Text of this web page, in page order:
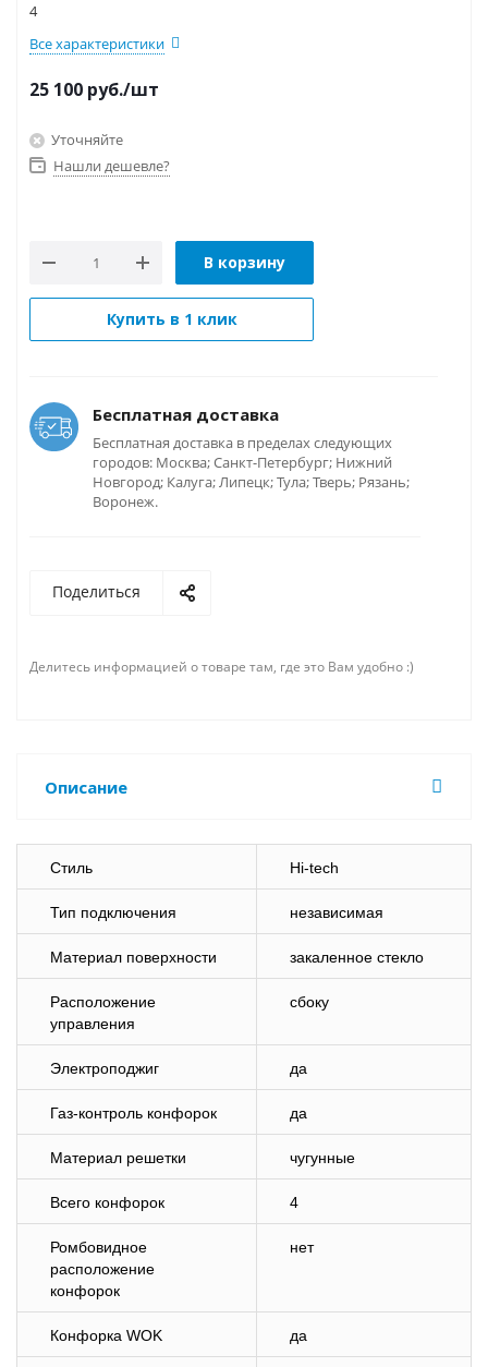
4
Все характеристики
25 100 руб./шт
Уточняйте
Нашли дешевле?
В корзину
Купить в 1 клик
Бесплатная доставка
Бесплатная доставка в пределах следующих
городов: Москва; Санкт-Петербург; Нижний
Новгород; Калуга; Липецк; Тула; Тверь; Рязань;
Воронеж.
Поделиться
Делитесь информацией о товаре там, где это Вам удобно :)
Описание
Стиль Hi-tech
Тип подключения независимая
Материал поверхности закаленное стекло
Расположение
управления
сбоку
Электроподжиг да
Газ-контроль конфорок да
Материал решетки чугунные
Всего конфорок 4
Ромбовидное
расположение
конфорок
нет
Конфорка WOK да